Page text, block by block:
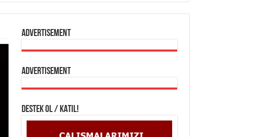
Advertisement
Advertisement
DESTEK OL / KATIL!